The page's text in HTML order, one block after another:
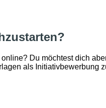
Du möchtest dich
als Initiativbewerbung